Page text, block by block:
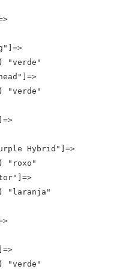
"verde"
"verde"
Hybrid"]=>
"roxo"
"laranja"
"verde"